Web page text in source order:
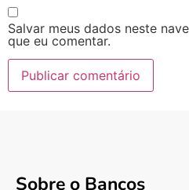
Salvar meus dados neste
que eu comentar.
Sobre o Bancos